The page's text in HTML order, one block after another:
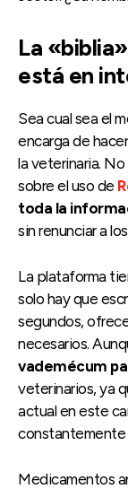
La
está en
Sea cual sea el
encarga de
la veterinaria.
sobre el uso de
toda la
sin renunciar a
La plataforma
solo hay que
segundos,
necesarios.
vademécum
veterinarios, ya
actual en este
constantemente
Medicamentos